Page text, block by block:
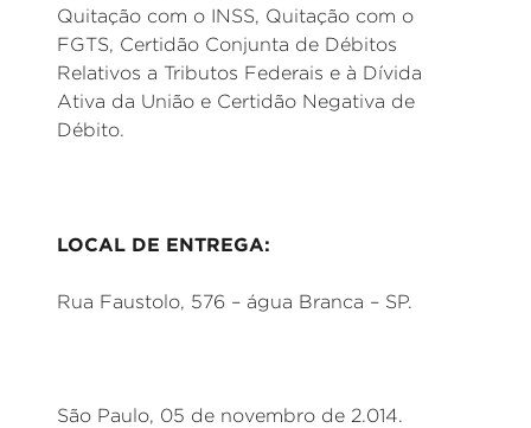
Quitação com o INSS, Quitação com o
FGTS, Certidão Conjunta de Débitos
Relativos a Tributos Federais e à Dívida
Ativa da União e Certidão Negativa de
Débito.
LOCAL DE ENTREGA:
Rua Faustolo, 576 – água Branca – SP.
São Paulo, 05 de novembro de 2.014.